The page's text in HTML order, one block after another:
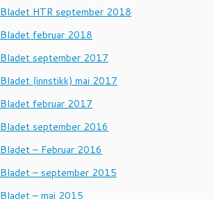
Bladet HTR september 2018
Bladet februar 2018
Bladet september 2017
Bladet (innstikk) mai 2017
Bladet februar 2017
Bladet september 2016
Bladet – Februar 2016
Bladet – september 2015
Bladet – mai 2015